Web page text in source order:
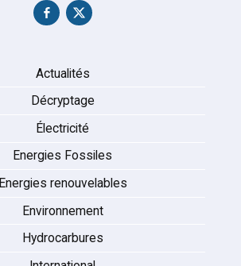
Actualités
Décryptage
Électricité
Energies Fossiles
Energies renouvelables
Environnement
Hydrocarbures